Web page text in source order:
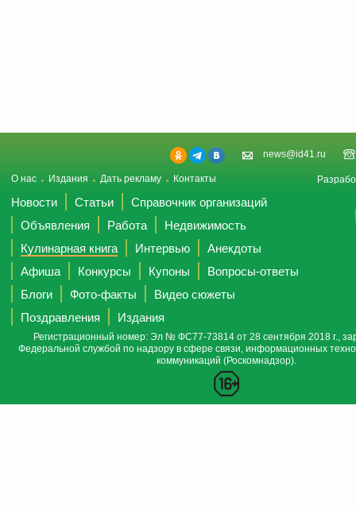
news@id41.ru
О нас Издания Дать рекламу Контакты
Новости Статьи
Справочник организаций
Объявления
Работа
Недвижимость
Кулинарная книга
Интервью
Анекдоты
Афиша
Конкурсы Купоны
Вопросы-ответы
Блоги
Фото-факты
Видео сюжеты
Поздравления
Издания
Регистрационный номер: Эл № ФС77-73814 от 28 сентября 2018 г.,
Федеральной службой по надзору в сфере связи, информационных
коммуникаций (Роскомнадзор).